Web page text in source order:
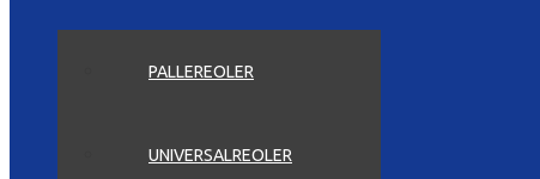
PALLEREOLER
UNIVERSALREOLER